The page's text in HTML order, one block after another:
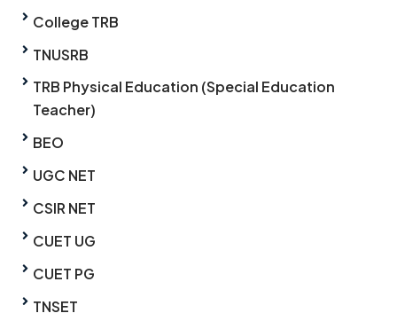
College TRB
TNUSRB
TRB Physical Education (Special Education
Teacher)
BEO
UGC NET
CSIR NET
CUET UG
CUET PG
TNSET